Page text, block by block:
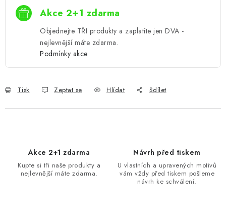
Akce 2+1 zdarma
Objednejte TŘI produkty a zaplatíte jen DVA -
nejlevnější máte zdarma.
Podmínky akce
Tisk Zeptat se Hlídat Sdílet
Akce 2+1 zdarma
Kupte si tři naše produkty a
nejlevnější máte zdarma.
Návrh před tiskem
U vlastních a upravených motivů
vám vždy před tiskem pošleme
návrh ke schválení.